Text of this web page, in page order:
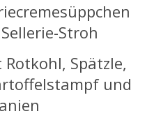
Stroh
Spätzle,
und